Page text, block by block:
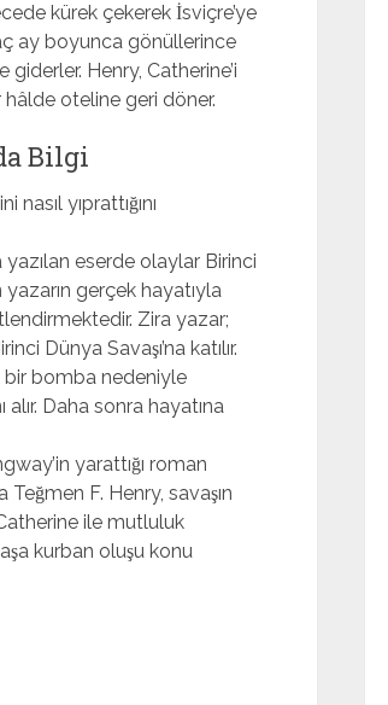
kürek çekerek İsviçre’ye
ay boyunca gönüllerince
giderler. Henry, Catherine’i
hâlde oteline geri döner.
Bilgi
yıprattığını
yazılan eserde olaylar Birinci
yazarın gerçek hayatıyla
Zira yazar;
Dünya Savaşı’na katılır.
bir bomba nedeniyle
Daha sonra hayatına
yarattığı roman
F. Henry, savaşın
ile mutluluk
kurban oluşu konu